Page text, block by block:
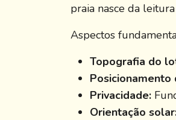
praia nasce da
Aspectos
Topografia do
Posicionamento
Privacidade:
Orientação